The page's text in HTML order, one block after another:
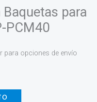
para
PCM40
para opciones de envío